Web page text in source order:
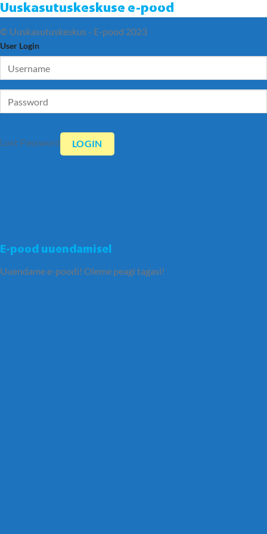
Uuskasutuskeskuse e-pood
E-pood uuendamisel
Uuendame e-poodi! Oleme peagi tagasi!
© Uuskasutuskeskus - E-pood 2023
User Login
Lost Password